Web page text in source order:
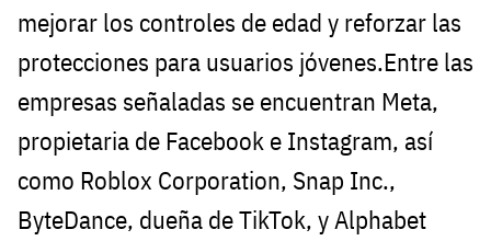
mejorar los controles de edad y reforzar las
protecciones para usuarios jóvenes.Entre las
empresas señaladas se encuentran Meta,
propietaria de Facebook e Instagram, así
como Roblox Corporation, Snap Inc.,
ByteDance, dueña de TikTok, y Alphabet